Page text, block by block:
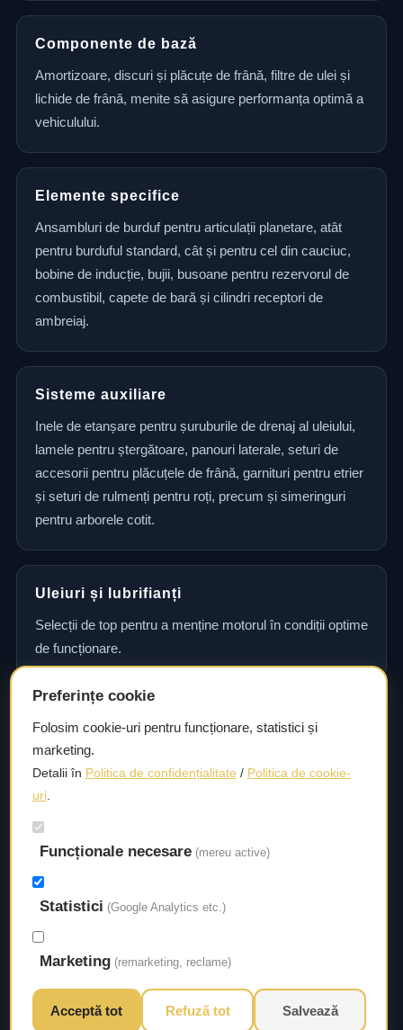
Componente de bază
Amortizoare, discuri și plăcuțe de frână, filtre de ulei și
lichide de frână, menite să asigure performanța optimă a
vehiculului.
Elemente specifice
Ansambluri de burduf pentru articulații planetare, atât
pentru burduful standard, cât și pentru cel din cauciuc,
bobine de inducție, bujii, busoane pentru rezervorul de
combustibil, capete de bară și cilindri receptori de
ambreiaj.
Sisteme auxiliare
Inele de etanșare pentru șuruburile de drenaj al uleiului,
lamele pentru ștergătoare, panouri laterale, seturi de
accesorii pentru plăcuțele de frână, garnituri pentru etrier
și seturi de rulmenți pentru roți, precum și simeringuri
pentru arborele cotit.
Uleiuri și lubrifianți
Selecții de top pentru a menține motorul în condiții optime
de funcționare.
Consultanță și asistență tehnică
Consultanță și asistență tehnică pentru alegerea pieselor
potrivite și efectuarea reparațiilor sau întreținerii corecte.
Livrare rapidă
Asigurăm un timp de livrare scurt, astfel încât să aveți
acces la piesele necesare fără întârzieri.
© 2026 Autorival. Toate drepturile rezervate.
Preferințe cookie
Folosim cookie-uri pentru funcționare, statistici și
marketing.
Detalii în Politica de confidențialitate / Politica de cookie-
uri.
Funcționale necesare (mereu active)
Statistici (Google Analytics etc.)
Marketing (remarketing, reclame)
Acceptă tot Refuză tot Salvează